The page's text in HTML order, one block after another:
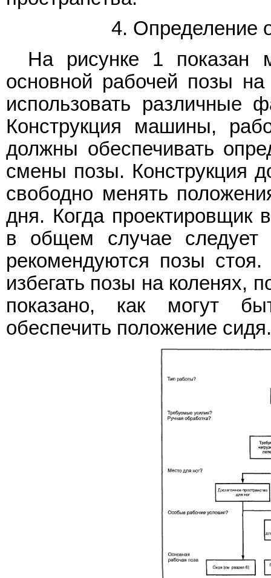
4. Определение
На рисунке 1 показан
основной рабочей позы
использовать различные
Конструкция машины,
должны обеспечивать
смены позы. Конструкция
свободно менять
дня. Когда проектировщик
в общем случае следует
рекомендуются позы
избегать позы на коленях,
показано, как могут
обеспечить положение сидя.